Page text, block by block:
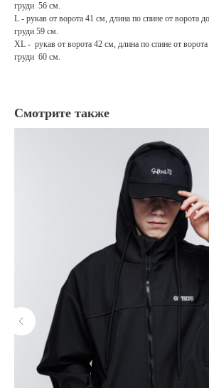
груди 56 см.
L - рукав от ворота 41 см, длина по спине от ворота
груди 59 см.
XL - рукав от ворота 42 см, длина по спине от
груди 60 см.
Смотрите также